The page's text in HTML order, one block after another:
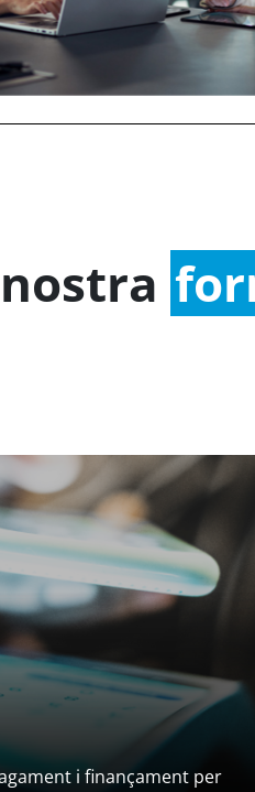
i finançament per